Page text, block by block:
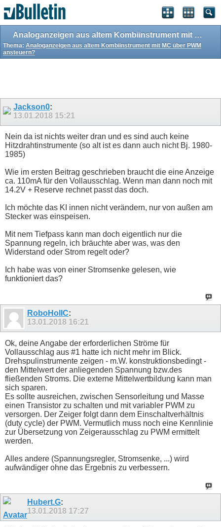
Analoganzeigen aus altem Kombiinstrument mit MC über PWM ansteuern?
Thema: Analoganzeigen aus altem Kombiinstrument mit MC über PWM
ansteuern?
Jackson0:
13.01.2018 15:21
Nein da ist nichts weiter dran und es sind auch keine
Hitzdrahtinstrumente (so alt ist es dann auch nicht Bj. 1980-
1985)
Wie im ersten Beitrag geschrieben braucht die eine Anzeige
ca. 110mA für den Vollausschlag. Wenn man dann noch mit
14.2V + Reserve rechnet passt das doch.
Ich möchte das KI innen nicht verändern, nur von außen am
Stecker was einspeisen.
Mit nem Tiefpass kann man doch eigentlich nur die
Spannung regeln, ich bräuchte aber was, was den
Widerstand oder Strom regelt oder?
Ich habe was von einer Stromsenke gelesen, wie
funktioniert das?
RoboHolIC:
13.01.2018 16:21
Ok, deine Angabe der erforderlichen Ströme für
Vollausschlag aus #1 hatte ich nicht mehr im Blick.
Drehspulinstrumente zeigen - m.W. konstruktionsbedingt -
den Mittelwert der anliegenden Spannung bzw.des
fließenden Stroms. Die externe Mittelwertbildung kann man
sich sparen.
Es sollte ausreichen, zwischen Sensorleitung und Masse
einen Transistor zu schalten und mit variabler PWM zu
versorgen. Der Zeiger folgt dann dem Einschaltverhältnis
(duty cycle) der PWM. Vermutlich muss noch eine Kennlinie
zur Übersetzung von Zeigerausschlag zu PWM ermittelt
werden.
Alles andere (Spannungsregler, Stromsenke, ...) wird
aufwändiger ohne das Ergebnis zu verbessern.
Hubert.G:
13.01.2018 17:27